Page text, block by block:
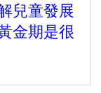
兒童發展
金期是很